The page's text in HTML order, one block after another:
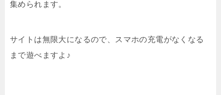
集められます。
サイトは無限大になるので、スマホの充電がなくなる
まで遊べますよ♪